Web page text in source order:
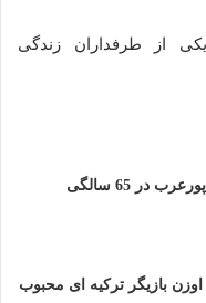
از طرفداران زندگی
در 65 سالگی
بازیگر ترکیه ای محبوب